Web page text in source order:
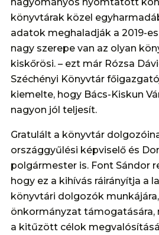
hagyományos nyomtatott
könyvtárak közel
adatok meghaladják a 2019-
nagy szerepe van az olyan
kiskőrösi. – ezt már Rózsa
Széchényi Könyvtár
kiemelte, hogy Bács-Kiskun
nagyon jól teljesít.
Gratulált a könyvtár
országgyűlési képviselő és
polgármester is. Font Sándor
hogy ez a kihívás ráirányítja a
könyvtári dolgozók
önkormányzat támogatására,
a kitűzött célok